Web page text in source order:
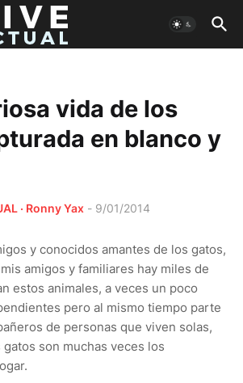
vida de los
en blanco y
· Ronny Yax - 9/01/2014
y conocidos amantes de los gatos,
amigos y familiares hay miles de
estos animales, a veces un poco
pero al mismo tiempo parte
de personas que viven solas,
son muchas veces los